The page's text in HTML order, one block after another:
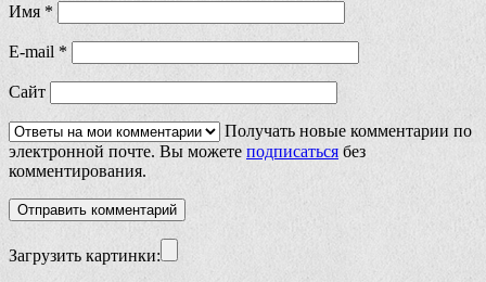
Имя *
E-mail *
Сайт
Получать новые комментарии по
электронной почте. Вы можете подписаться без
комментирования.
Загрузить картинки: